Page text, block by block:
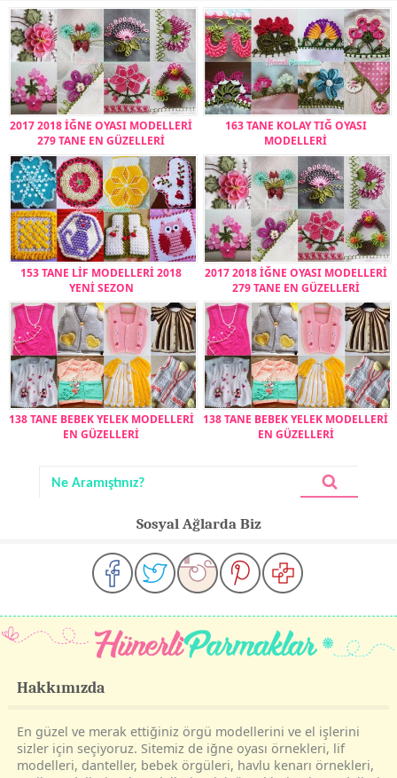
2017 2018 İĞNE OYASI MODELLERİ
279 TANE EN GÜZELLERİ
163 TANE KOLAY TIĞ OYASI
MODELLERİ
153 TANE LİF MODELLERİ 2018
YENİ SEZON
2017 2018 İĞNE OYASI MODELLERİ
279 TANE EN GÜZELLERİ
138 TANE BEBEK YELEK MODELLERİ
EN GÜZELLERİ
138 TANE BEBEK YELEK MODELLERİ
EN GÜZELLERİ
Sosyal Ağlarda Biz
Hakkımızda
En güzel ve merak ettiğiniz örgü modellerini ve el işlerini
sizler için seçiyoruz. Sitemiz de iğne oyası örnekleri, lif
modelleri, danteller, bebek örgüleri, havlu kenarı örnekleri,